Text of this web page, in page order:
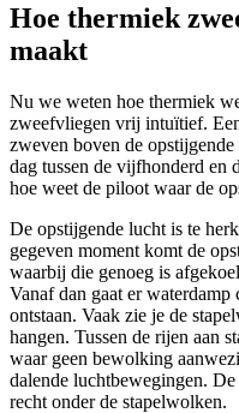
Hoe thermiek
maakt
Nu we weten hoe thermiek
zweefvliegen vrij intuïtief.
zweven boven de
dag tussen de vijfhonderd en
hoe weet de piloot waar de
De opstijgende lucht is te
gegeven moment komt de
waarbij die genoeg is
Vanaf dan gaat er
ontstaan. Vaak zie je de
hangen. Tussen de rijen aan
waar geen bewolking
dalende luchtbewegingen.
recht onder de stapelwolken.